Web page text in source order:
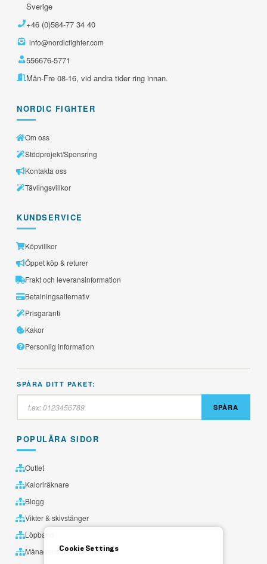
Sverige
+46 (0)584-77 34 40
info@nordicfighter.com
556676-5771
Mån-Fre 08-16, vid andra tider ring innan.
NORDIC FIGHTER
Om oss
Stödprojekt/Sponsring
Kontakta oss
Tävlingsvillkor
KUNDSERVICE
Köpvillkor
Öppet köp & returer
Frakt och leveransinformation
Betalningsalternativ
Prisgaranti
Kakor
Personlig information
SPÅRA DITT PAKET:
SPÅRA
POPULÄRA SIDOR
Outlet
Kaloriräknare
Blogg
Vikter & skivstänger
Löpband
Månadens utvaldaCookie Settings